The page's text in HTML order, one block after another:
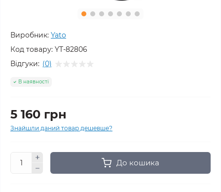
Виробник: Yato
Код товару: YT-82806
Відгуки: (0)
В наявності
5 160 грн
Знайшли даний товар дешевше?
До кошика